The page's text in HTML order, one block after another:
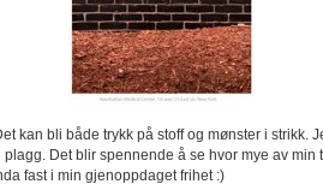
kan bli både trykk på stoff og mønster i strikk.
Det blir spennende å se hvor mye av
fast i min gjenoppdaget frihet :)